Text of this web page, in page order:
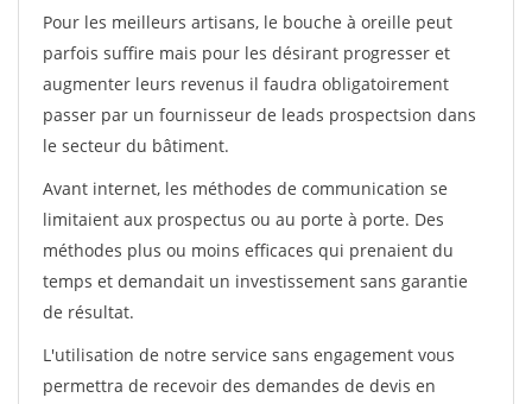
Pour les meilleurs artisans, le bouche à oreille peut
parfois suffire mais pour les désirant progresser et
augmenter leurs revenus il faudra obligatoirement
passer par un fournisseur de leads prospectsion dans
le secteur du bâtiment.
Avant internet, les méthodes de communication se
limitaient aux prospectus ou au porte à porte. Des
méthodes plus ou moins efficaces qui prenaient du
temps et demandait un investissement sans garantie
de résultat.
L'utilisation de notre service sans engagement vous
permettra de recevoir des demandes de devis en